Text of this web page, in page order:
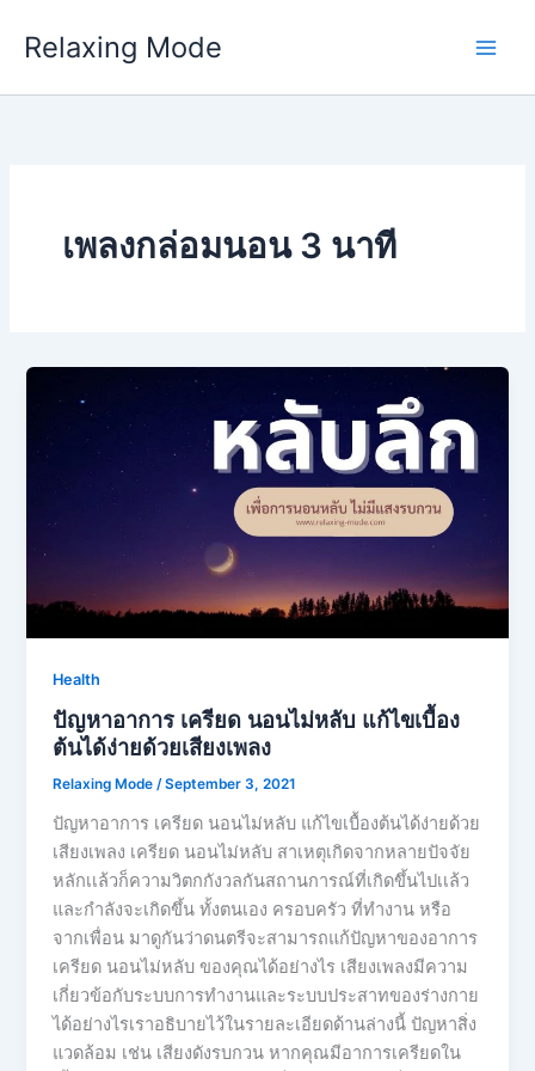
Relaxing Mode
เพลงกล่อมนอน 3 นาที
Health
ปัญหาอาการ เครียด นอนไม่หลับ แก้ไขเบื้อง
ต้นได้ง่ายด้วยเสียงเพลง
Relaxing Mode/September 3, 2021
ปัญหาอาการ เครียด นอนไม่หลับ แก้ไขเบื้องต้นได้ง่ายด้วย
เสียงเพลง เครียด นอนไม่หลับ สาเหตุเกิดจากหลายปัจจัย
หลักเเล้วก็ความวิตกกังวลกันสถานการณ์ที่เกิดขึ้นไปเเล้ว
และกำลังจะเกิดขึ้น ทั้งตนเอง ครอบครัว ที่ทำงาน หรือ
จากเพื่อน มาดูกันว่าดนตรีจะสามารถแก้ปัญหาของอาการ
เครียด นอนไม่หลับ ของคุณได้อย่างไร เสียงเพลงมีความ
เกี่ยวข้อกับระบบการทำงานและระบบประสาทของร่างกาย
ได้อย่างไรเราอธิบายไว้ในรายละเอียดด้านล่างนี้ ปัญหาสิ่ง
แวดล้อม เช่น เสียงดังรบกวน หากคุณมีอาการเครียดใน